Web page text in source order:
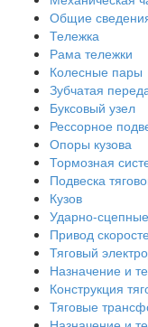
Общие
Тележка
Рама тележки
Колесные пары
Зубчатая
Буксовый узел
Рессорное
Опоры кузова
Тормозная
Подвеска
Кузов
Ударно-
Привод
Тяговый
Назначение и
Конструкция
Тяговые